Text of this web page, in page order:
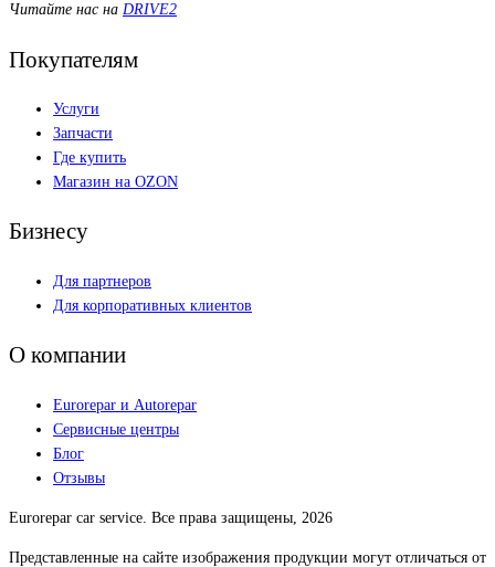
Читайте нас на DRIVE2
Покупателям
Услуги
Запчасти
Где купить
Магазин на OZON
Бизнесу
Для партнеров
Для корпоративных клиентов
О компании
Eurorepar и Autorepar
Сервисные центры
Блог
Отзывы
Eurorepar car service. Все права защищены, 2026
Представленные на сайте изображения продукции могут отличаться от